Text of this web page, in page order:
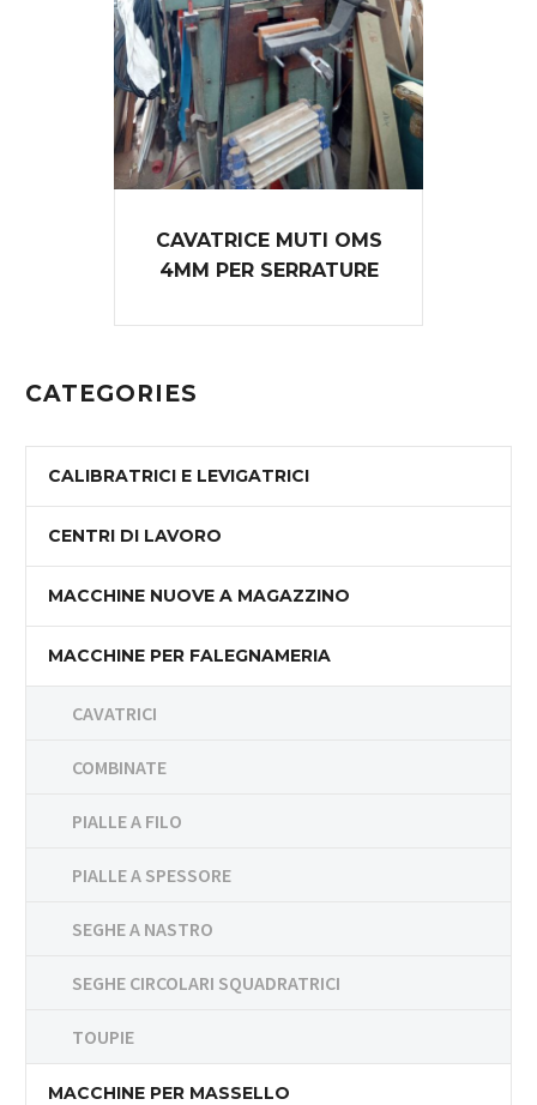
CAVATRICE MUTI OMS
4MM PER SERRATURE
CATEGORIES
CALIBRATRICI E LEVIGATRICI
CENTRI DI LAVORO
MACCHINE NUOVE A MAGAZZINO
MACCHINE PER FALEGNAMERIA
CAVATRICI
COMBINATE
PIALLE A FILO
PIALLE A SPESSORE
SEGHE A NASTRO
SEGHE CIRCOLARI SQUADRATRICI
TOUPIE
MACCHINE PER MASSELLO